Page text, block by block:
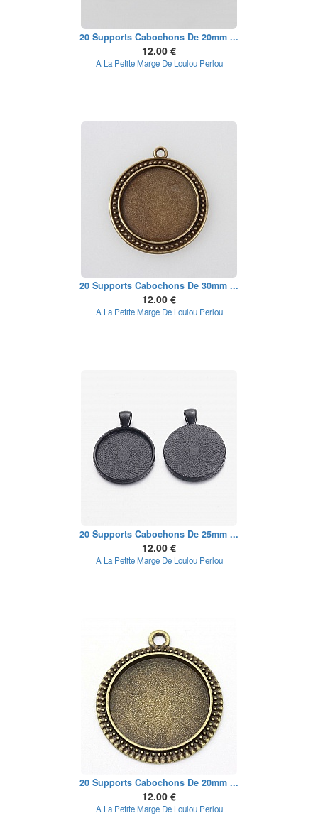
20 Supports Cabochons De 20mm ...
12.00 €
A La Petite Marge De Loulou Perlou
20 Supports Cabochons De 30mm ...
12.00 €
A La Petite Marge De Loulou Perlou
20 Supports Cabochons De 25mm ...
12.00 €
A La Petite Marge De Loulou Perlou
20 Supports Cabochons De 20mm ...
12.00 €
A La Petite Marge De Loulou Perlou